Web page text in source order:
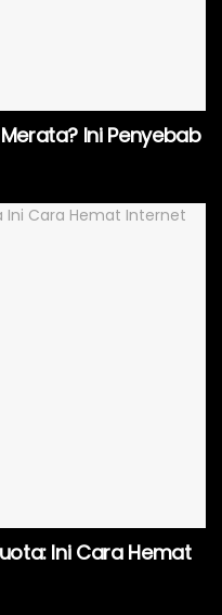
Ini Penyebab
Ini Cara Hemat